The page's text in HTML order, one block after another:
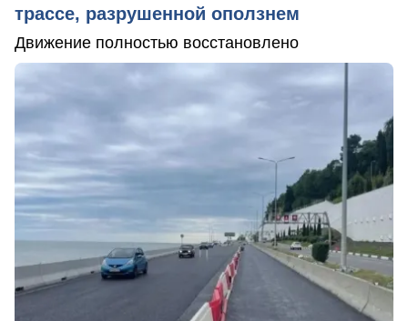
трассе, разрушенной оползнем
Движение полностью восстановлено